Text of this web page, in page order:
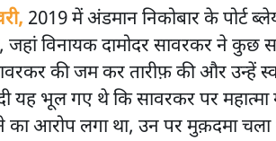
2019 में अंडमान निकोबार के पोर्ट
विनायक दामोदर सावरकर ने कुछ
की जम कर तारीफ़ की और उन्हें
यह भूल गए थे कि सावरकर पर महात्मा
आरोप लगा था, उन पर मुक़दमा